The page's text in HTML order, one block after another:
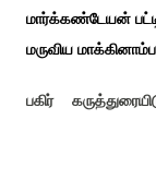
மார்க்கண்டேயன்
மருவிய
ஆராத்தியெடுத்த
பகிர்